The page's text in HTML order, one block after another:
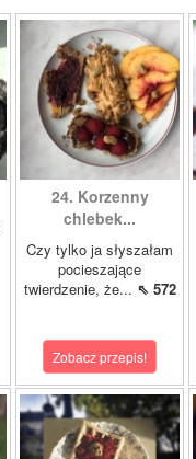
24. Korzenny
chlebek...
Czy tylko ja słyszałam
pocieszające
twierdzenie, że... ⇖ 572
Zobacz przepis!